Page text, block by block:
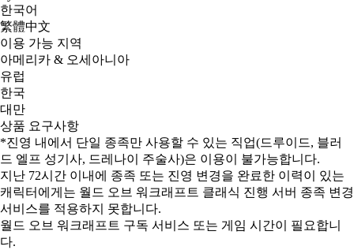
한국어
繁體中文
이용 가능 지역
아메리카 & 오세아니아
유럽
한국
대만
상품 요구사항
*진영 내에서 단일 종족만 사용할 수 있는 직업(드루이드, 블러
드 엘프 성기사, 드레나이 주술사)은 이용이 불가능합니다.
지난 72시간 이내에 종족 또는 진영 변경을 완료한 이력이 있는
캐릭터에게는 월드 오브 워크래프트 클래식 진행 서버 종족 변경
서비스를 적용하지 못합니다.
월드 오브 워크래프트 구독 서비스 또는 게임 시간이 필요합니
다.